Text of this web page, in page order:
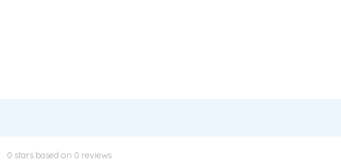
0 stars based on 0 reviews